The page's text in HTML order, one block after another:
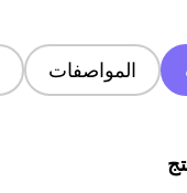
المواصفات